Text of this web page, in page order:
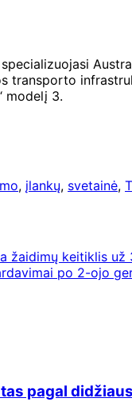
specializuojasi
transporto
modelį 3.
, įlankų, svetainė,
žaidimų keitiklis už
po 2-ojo
pagal